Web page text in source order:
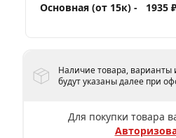
Основная (от 15к) -
1935 ₽
Наличие товара, варианты
будут указаны далее при
Для покупки товара